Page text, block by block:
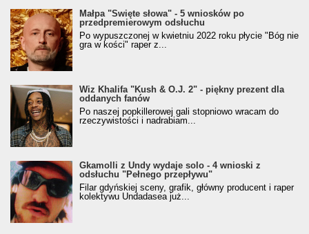
Małpa "Święte słowa" - 5 wniosków po
przedpremierowym odsłuchu
Po wypuszczonej w kwietniu 2022 roku płycie "Bóg nie
gra w kości" raper z...
Wiz Khalifa "Kush & O.J. 2" - piękny prezent dla
oddanych fanów
Po naszej popkillerowej gali stopniowo wracam do
rzeczywistości i nadrabiam...
Gkamolli z Undy wydaje solo - 4 wnioski z
odsłuchu "Pełnego przepływu"
Filar gdyńskiej sceny, grafik, główny producent i raper
kolektywu Undadasea już...